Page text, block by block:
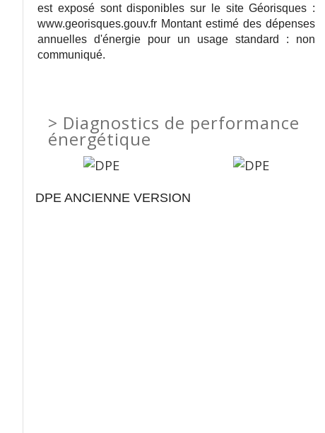
est exposé sont disponibles sur le site Géorisques :
www.georisques.gouv.fr Montant estimé des dépenses
annuelles d'énergie pour un usage standard : non
communiqué.
> Diagnostics de performance
énergétique
DPE ANCIENNE VERSION